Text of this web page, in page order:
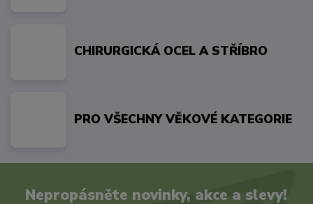
CHIRURGICKÁ OCEL A STŘÍBRO
PRO VŠECHNY VĚKOVÉ KATEGORIE
Nepropásněte novinky, akce a slevy!